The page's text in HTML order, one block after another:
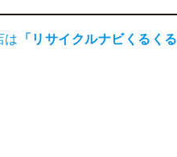
は 「 リサイクルナビくるくる